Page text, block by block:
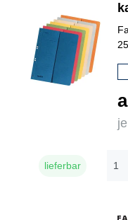
lieferbar